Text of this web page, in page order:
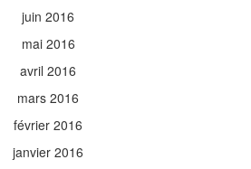
juin 2016
mai 2016
avril 2016
mars 2016
février 2016
janvier 2016